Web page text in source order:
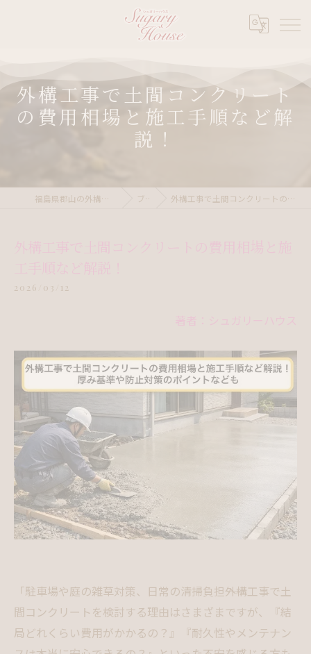
外構工事で土間コンクリート
の費用相場と施工手順など解
説！
福島県郡山の外構ならシュガリーハウス ブログ 外構工事で土間コンクリートの費用相場と施工手順など解説！
2026/03/12
「駐車場や庭の雑草対策、日常の清掃負担――外構工事で土
間コンクリートを検討する理由はさまざまですが、『結
局どれくらい費用がかかるの？』『耐久性やメンテナン